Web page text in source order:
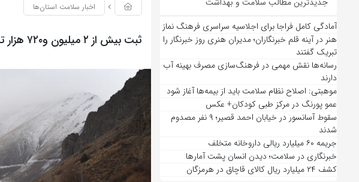
آمادگی کامل فراجا برای اجلاسیه سراسری فرهنگ نماز
هنر در آینه قلم خبرنگاران؛ مدیران هنری روز خبرنگار را
تبریک گفتند
رسانه‌ها نقش مهمی در فرهنگ‌سازی مصرف بهینه آب
دارند
موهبتی: اصلاح نظام سلامت باید از بیمه‌ها آغاز شود
عمو پورنگ در مرکز طبی کودکان+ عکس
سقوط آسانسور در خیابان احمد قصیر؛ ۹ نفر مصدوم
شدند
جریمه ۶۰ میلیارد ریالی داروخانه متخلف
خبرنگاری در سلامت؛ دیدن انسان پشت آمارها
کشف ۲۴ میلیارد ریال کالای قاچاق در هرمزگان
اخبار سلامت استان‌ها
ثبت بیش از ۲ میلیون و٧٢٠ هزار تردد ‌بین استانی در کرمان